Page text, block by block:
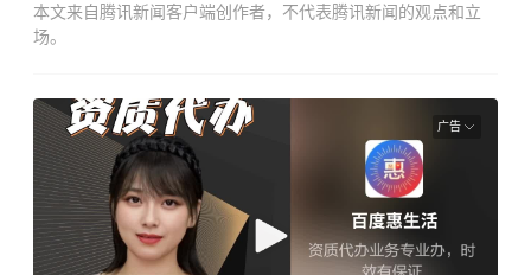
本文来自腾讯新闻客户端创作者，不代表腾讯新闻的观点和立
场。
广告